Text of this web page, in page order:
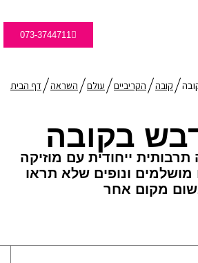
073-3744711
דף הבית השראה עולם הקריביים קובה
בקובה
תרבותית ייחודית עם מוזיקה
ונופים שלא תראו
מקום אחר